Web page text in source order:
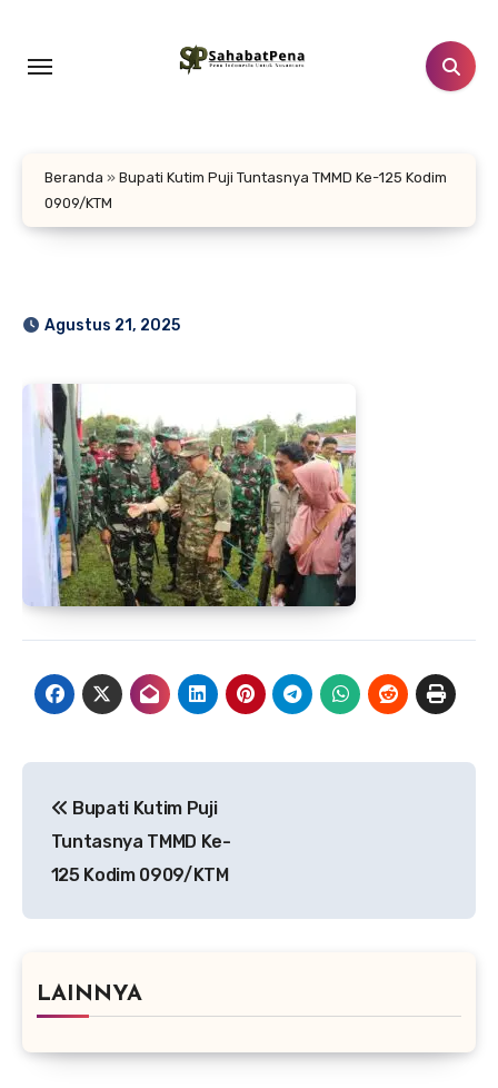
konten
Beranda » Bupati Kutim Puji Tuntasnya TMMD Ke-125 Kodim
0909/KTM
Agustus 21, 2025
pos
Bupati Kutim Puji
Tuntasnya TMMD Ke-
125 Kodim 0909/KTM
LAINNYA